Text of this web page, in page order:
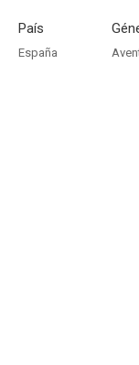
País
España